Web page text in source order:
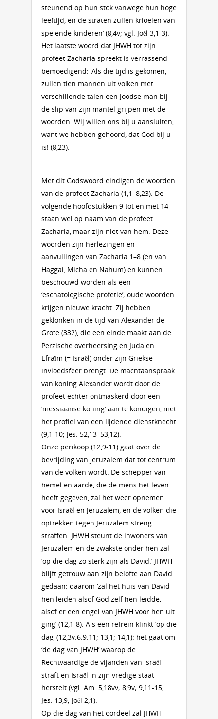
steunend op hun stok vanwege hun hoge
leeftijd, en de straten zullen krioelen van
spelende kinderen’ (8,4v; vgl. Joël 3,1-3).
Het laatste woord dat JHWH tot zijn
profeet Zacharia spreekt is verrassend
bemoedigend: ‘Als die tijd is gekomen,
zullen tien mannen uit volken met
verschillende talen een Joodse man bij
de slip van zijn mantel grijpen met de
woorden: Wij willen ons bij u aansluiten,
want we hebben gehoord, dat God bij u
is! (8,23).
Met dit Godswoord eindigen de woorden
van de profeet Zacharia (1,1–8,23). De
volgende hoofdstukken 9 tot en met 14
staan wel op naam van de profeet
Zacharia, maar zijn niet van hem. Deze
woorden zijn herlezingen en
aanvullingen van Zacharia 1–8 (en van
Haggai, Micha en Nahum) en kunnen
beschouwd worden als een
‘eschatologische profetie’; oude woorden
krijgen nieuwe kracht. Zij hebben
geklonken in de tijd van Alexander de
Grote (332), die een einde maakt aan de
Perzische overheersing en Juda en
Efraïm (= Israël) onder zijn Griekse
invloedsfeer brengt. De machtaanspraak
van koning Alexander wordt door de
profeet echter ontmaskerd door een
‘messiaanse koning’ aan te kondigen, met
het profiel van een lijdende dienstknecht
(9,1-10; Jes. 52,13–53,12).
Onze perikoop (12,9-11) gaat over de
bevrijding van Jeruzalem dat tot centrum
van de volken wordt. De schepper van
hemel en aarde, die de mens het leven
heeft gegeven, zal het weer opnemen
voor Israël en Jeruzalem, en de volken die
optrekken tegen Jeruzalem streng
straffen. JHWH steunt de inwoners van
Jeruzalem en de zwakste onder hen zal
‘op die dag zo sterk zijn als David.’ JHWH
blijft getrouw aan zijn belofte aan David
gedaan: daarom ‘zal het huis van David
hen leiden alsof God zelf hen leidde,
alsof er een engel van JHWH voor hen uit
ging’ (12,1-8). Als een refrein klinkt ‘op die
dag’ (12,3v.6.9.11; 13,1; 14,1): het gaat om
‘de dag van JHWH’ waarop de
Rechtvaardige de vijanden van Israël
straft en Israël in zijn vredige staat
herstelt (vgl. Am. 5,18vv; 8,9v; 9,11-15;
Jes. 13,9; Joël 2,1).
Op die dag van het oordeel zal JHWH